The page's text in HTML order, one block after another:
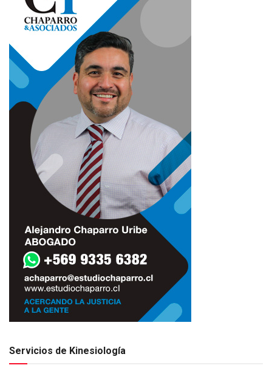
Servicios de Kinesiología